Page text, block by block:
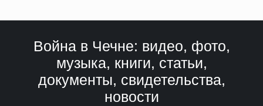
Война в Чечне: видео, фото,
музыка, книги, статьи,
документы, свидетельства,
новости